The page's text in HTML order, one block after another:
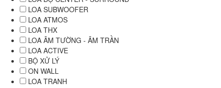
LOA SUBWOOFER
LOA ATMOS
LOA THX
LOA ÂM TƯỜNG - ÂM TRẦN
LOA ACTIVE
BỘ XỬ LÝ
ON WALL
LOA TRANH